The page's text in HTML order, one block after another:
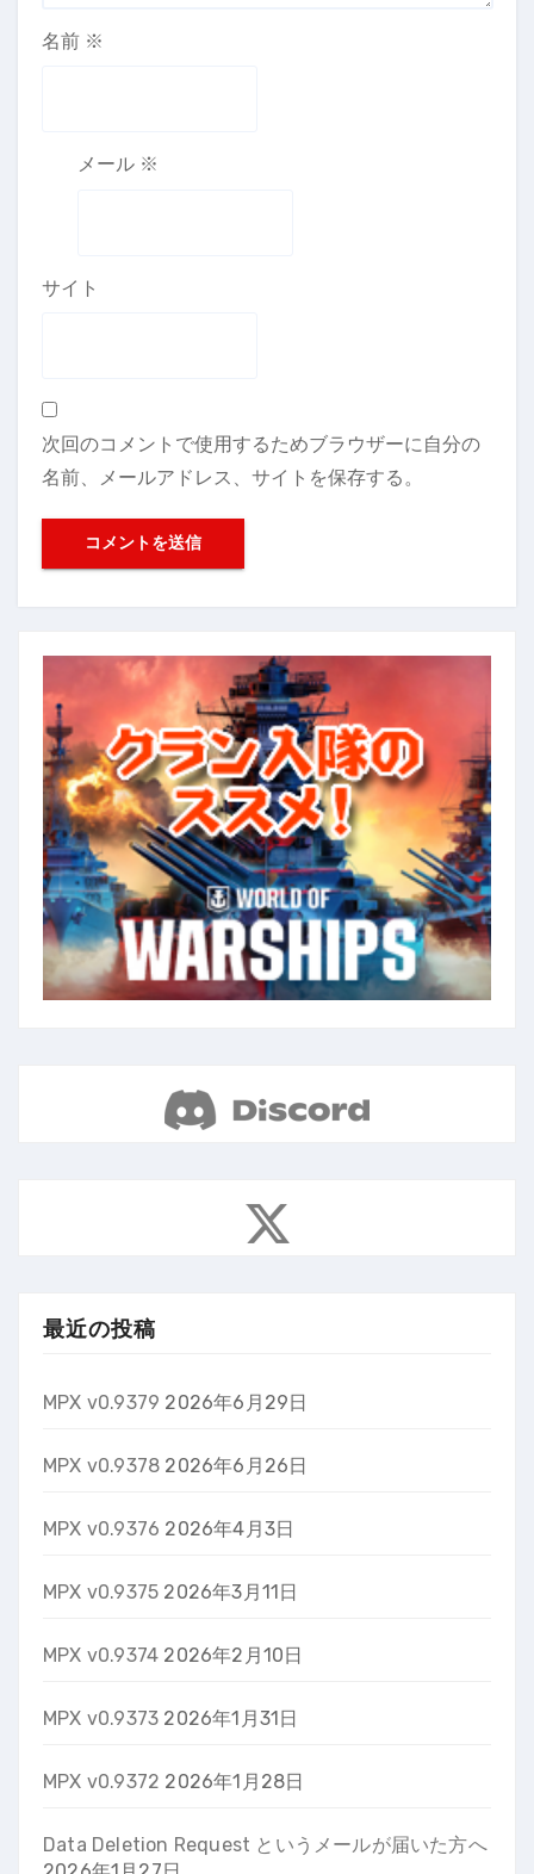
名前 ※
メール ※
サイト
次回のコメントで使用するためブラウザーに自分の
名前、メールアドレス、サイトを保存する。
最近の投稿
MPX v0.9379 2026年6月29日
MPX v0.9378 2026年6月26日
MPX v0.9376 2026年4月3日
MPX v0.9375 2026年3月11日
MPX v0.9374 2026年2月10日
MPX v0.9373 2026年1月31日
MPX v0.9372 2026年1月28日
Data Deletion Request というメールが届いた方へ